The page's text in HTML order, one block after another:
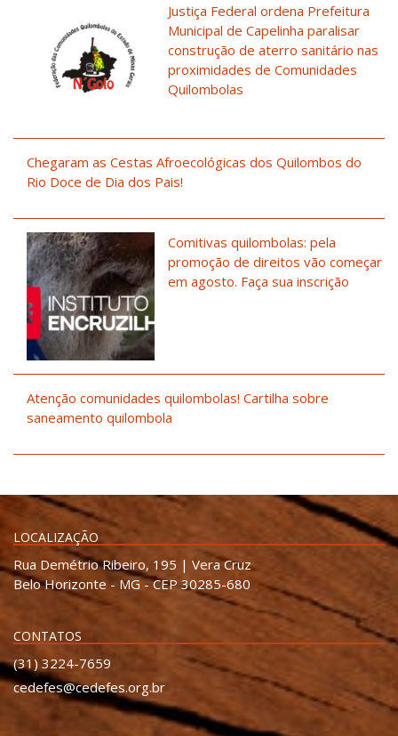
Justiça Federal ordena Prefeitura
Municipal de Capelinha paralisar
construção de aterro sanitário nas
proximidades de Comunidades
Quilombolas
Chegaram as Cestas Afroecológicas dos Quilombos do
Rio Doce de Dia dos Pais!
Comitivas quilombolas: pela
promoção de direitos vão começar
em agosto. Faça sua inscrição
Atenção comunidades quilombolas! Cartilha sobre
saneamento quilombola
LOCALIZAÇÃO
Rua Demétrio Ribeiro, 195 | Vera Cruz
Belo Horizonte - MG - CEP 30285-680
CONTATOS
(31) 3224-7659
cedefes@cedefes.org.br